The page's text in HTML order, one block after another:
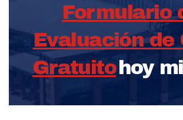
Formulario
Evaluación de
Gratuitohoy